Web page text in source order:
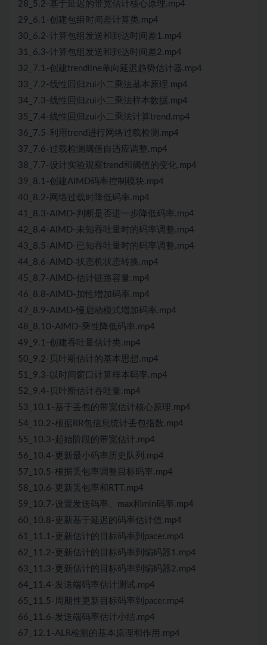
28_5.2-基于延迟的带宽估计核心原理.mp4
29_6.1-创建包组时间差计算类.mp4
30_6.2-计算包组发送和到达时间差1.mp4
31_6.3-计算包组发送和到达时间差2.mp4
32_7.1-创建trendline单向延迟趋势估计器.mp4
33_7.2-线性回归zui小二乘法基本原理.mp4
34_7.3-线性回归zui小二乘法样本数据.mp4
35_7.4-线性回归zui小二乘法计算trend.mp4
36_7.5-利用trend进行网络过载检测.mp4
37_7.6-过载检测阈值自适应调整.mp4
38_7.7-设计实验观察trend和阈值的变化.mp4
39_8.1-创建AIMD码率控制模块.mp4
40_8.2-网络过载时降低码率.mp4
41_8.3-AIMD-判断是否进一步降低码率.mp4
42_8.4-AIMD-未知吞吐量时的码率调整.mp4
43_8.5-AIMD-已知吞吐量时的码率调整.mp4
44_8.6-AIMD-状态机状态转换.mp4
45_8.7-AIMD-估计链路容量.mp4
46_8.8-AIMD-加性增加码率.mp4
47_8.9-AIMD-慢启动模式增加码率.mp4
48_8.10-AIMD-乘性降低码率.mp4
49_9.1-创建吞吐量估计类.mp4
50_9.2-贝叶斯估计的基本思想.mp4
51_9.3-以时间窗口计算样本码率.mp4
52_9.4-贝叶斯估计吞吐量.mp4
53_10.1-基于丢包的带宽估计核心原理.mp4
54_10.2-根据RR包信息统计丢包指数.mp4
55_10.3-起始阶段的带宽估计.mp4
56_10.4-更新最小码率历史队列.mp4
57_10.5-根据丢包率调整目标码率.mp4
58_10.6-更新丢包率和RTT.mp4
59_10.7-设置发送码率、max和min码率.mp4
60_10.8-更新基于延迟的码率估计值.mp4
61_11.1-更新估计的目标码率到pacer.mp4
62_11.2-更新估计的目标码率到编码器1.mp4
63_11.3-更新估计的目标码率到编码器2.mp4
64_11.4-发送端码率估计测试.mp4
65_11.5-周期性更新目标码率到pacer.mp4
66_11.6-发送端码率估计小结.mp4
67_12.1-ALR检测的基本原理和作用.mp4